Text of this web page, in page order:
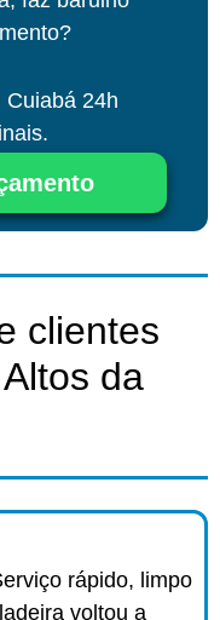
Cuiabá 24h
clientes
da
rápido, limpo
voltou a